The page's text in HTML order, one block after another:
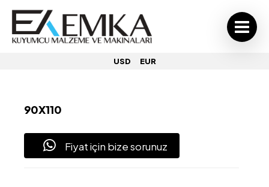
USD EUR
90X110
Fiyat için bize sorunuz